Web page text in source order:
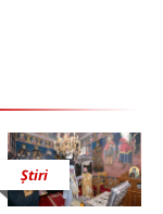
Știri